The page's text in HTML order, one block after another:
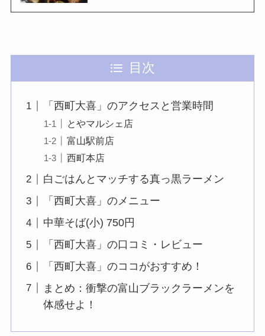
目次
「西町大喜」のアクセスと営業時間
とやマルシェ店
富山駅前店
西町本店
白ごはんとマッチする真っ黒ラーメン
「西町大喜」のメニュー
中華そば(小) 750円
「西町大喜」の口コミ・レビュー
「西町大喜」のココがおすすめ！
まとめ：衝撃の富山ブラックラーメンを
体感せよ！